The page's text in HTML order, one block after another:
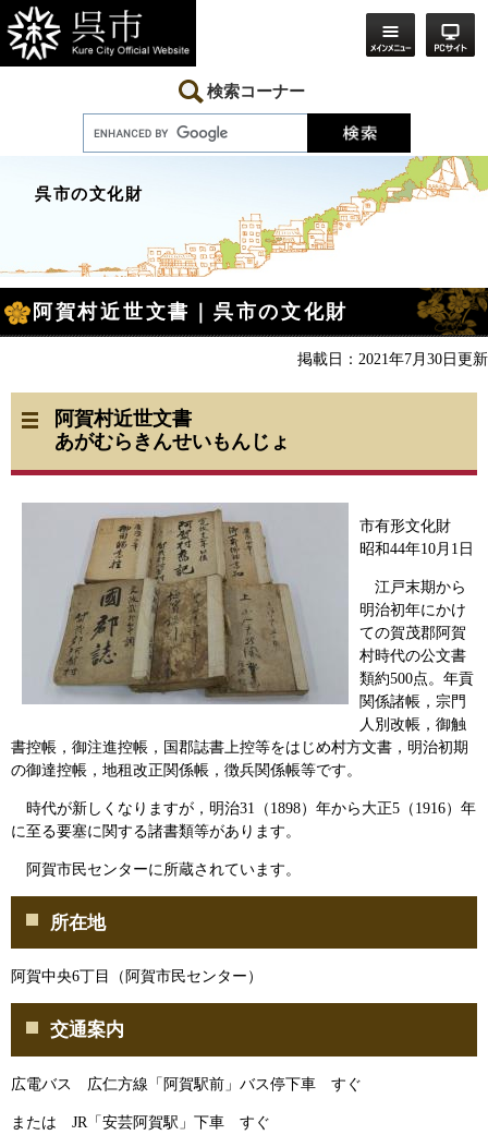
ー
ジ
の
ニ
ュ
ー
検索コーナー
呉市の文化財
文
阿賀村近世文書｜呉市の文化財
掲載日：2021年7月30日更新
阿賀村近世文書
あがむらきんせいもんじょ
市有形文化財
昭和44年10月1日
江戸末期から
明治初年にかけ
ての賀茂郡阿賀
村時代の公文書
類約500点。年貢
関係諸帳，宗門
人別改帳，御触
書控帳，御注進控帳，国郡誌書上控等をはじめ村方文書，明治初期
の御達控帳，地租改正関係帳，徴兵関係帳等です。
時代が新しくなりますが，明治31（1898）年から大正5（1916）年
に至る要塞に関する諸書類等があります。
阿賀市民センターに所蔵されています。
所在地
阿賀中央6丁目（阿賀市民センター）
交通案内
広電バス 広仁方線「阿賀駅前」バス停下車 すぐ
または JR「安芸阿賀駅」下車 すぐ